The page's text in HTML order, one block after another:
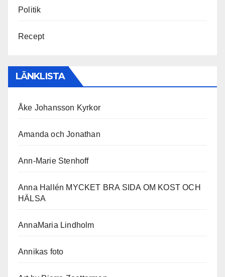
Politik
Recept
LÄNKLISTA
Åke Johansson Kyrkor
Amanda och Jonathan
Ann-Marie Stenhoff
Anna Hallén MYCKET BRA SIDA OM KOST OCH
HÄLSA
AnnaMaria Lindholm
Annikas foto